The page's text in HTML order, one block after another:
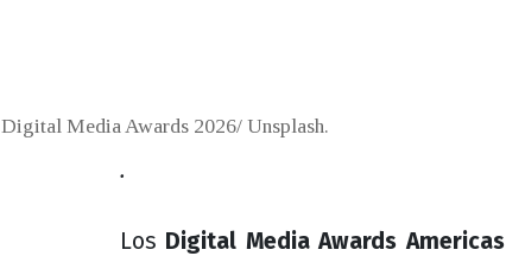
Digital Media Awards 2026/ Unsplash.
.
Los Digital Media Awards Americas